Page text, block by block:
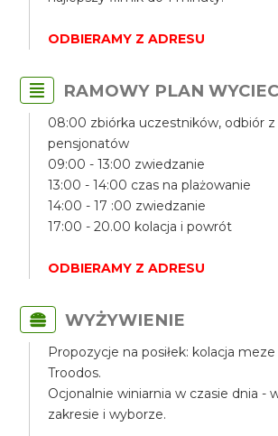
ODBIERAMY Z ADRESU
RAMOWY PLAN
08:00 zbiórka uczestników, odbiór z
pensjonatów
09:00 - 13:00 zwiedzanie
13:00 - 14:00 czas na plażowanie
14:00 - 17 :00 zwiedzanie
17:00 - 20.00 kolacja i powrót
ODBIERAMY Z ADRESU
WYŻYWIENIE
Propozycje na posiłek: kolacja
Troodos.
Ocjonalnie winiarnia w czasie dnia -
zakresie i wyborze.